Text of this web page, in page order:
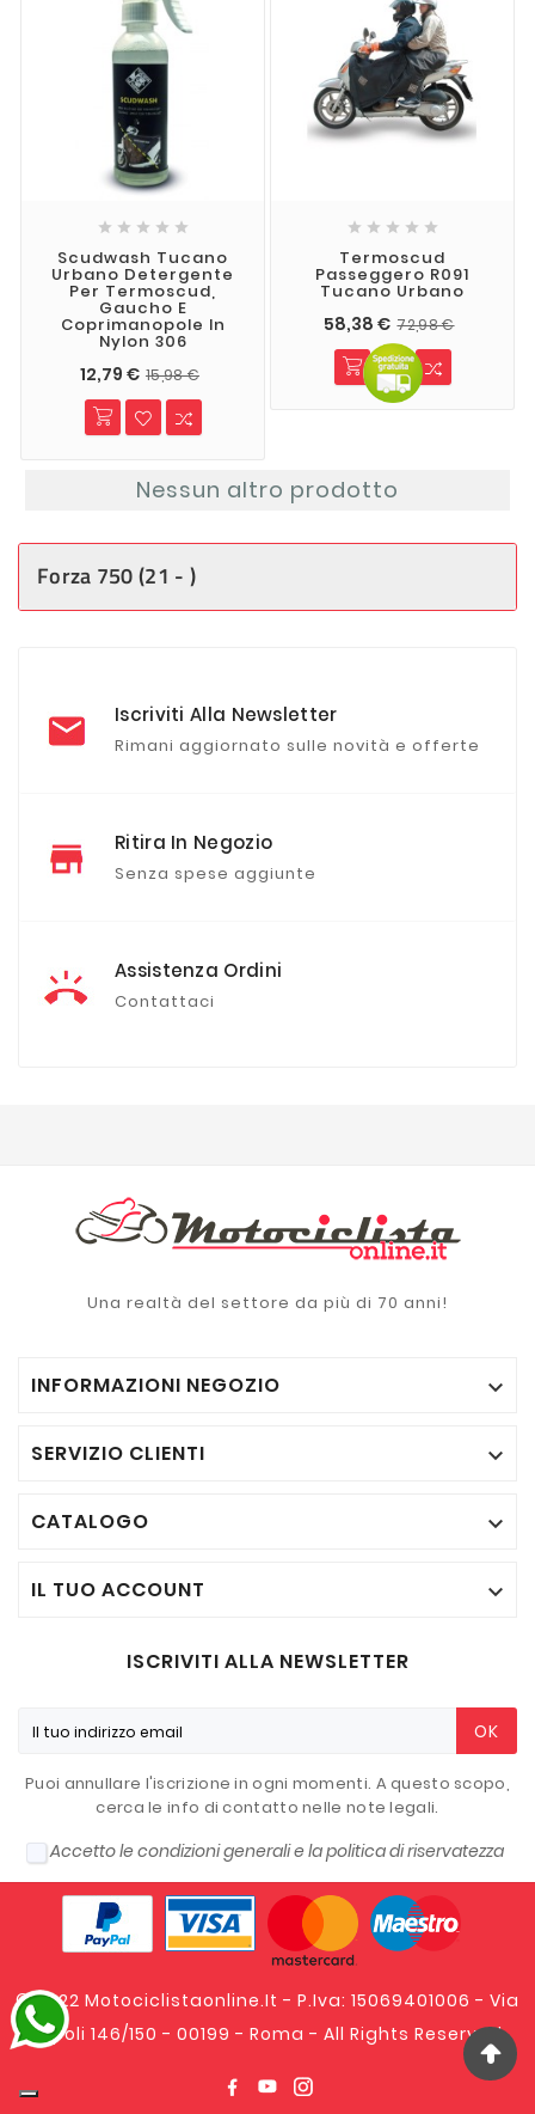
    
Scudwash Tucano
Urbano Detergente
Per Termoscud,
Gaucho E
Coprimanopole In
Nylon 306
12,79 € 15,98 €
    
Termoscud
Passeggero R091
Tucano Urbano
58,38 € 72,98 €
Nessun altro prodotto
Forza 750 (21 - )
Iscriviti Alla Newsletter
Rimani aggiornato sulle novità e offerte
Ritira In Negozio
Senza spese aggiunte
Assistenza Ordini
Contattaci
Una realtà del settore da più di 70 anni!
INFORMAZIONI NEGOZIO 
SERVIZIO CLIENTI 
CATALOGO 
IL TUO ACCOUNT 
ISCRIVITI ALLA NEWSLETTER
OK
Puoi annullare l'iscrizione in ogni momenti. A questo scopo,
cerca le info di contatto nelle note legali.
Accetto le condizioni generali e la politica di riservatezza
© 2022 Motociclistaonline.it - P.Iva: 15069401006 - Via
Tripoli 146/150 - 00199 - Roma - All Rights Reserved.